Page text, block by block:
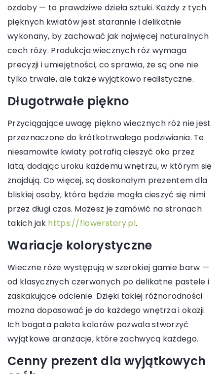
ozdoby — to prawdziwe dzieła sztuki. Każdy z tych
pięknych kwiatów jest starannie i delikatnie
wykonany, by zachować jak najwięcej naturalnych
cech róży. Produkcja wiecznych róż wymaga
precyzji i umiejętności, co sprawia, że są one nie
tylko trwałe, ale także wyjątkowo realistyczne.
Długotrwałe piękno
Przyciągające uwagę piękno wiecznych róż nie jest
przeznaczone do krótkotrwałego podziwiania. Te
niesamowite kwiaty potrafią cieszyć oko przez
lata, dodając uroku każdemu wnętrzu, w którym się
znajdują. Co więcej, są doskonałym prezentem dla
bliskiej osoby, która będzie mogła cieszyć się nimi
przez długi czas. Możesz je zamówić na stronach
takich jak https://flowerstory.pl.
Wariacje kolorystyczne
Wieczne róże występują w szerokiej gamie barw —
od klasycznych czerwonych po delikatne pastele i
zaskakujące odcienie. Dzięki takiej różnorodności
można dopasować je do każdego wnętrza i okazji.
Ich bogata paleta kolorów pozwala stworzyć
wyjątkowe aranżacje, które zachwycą każdego.
Cenny prezent dla wyjątkowych